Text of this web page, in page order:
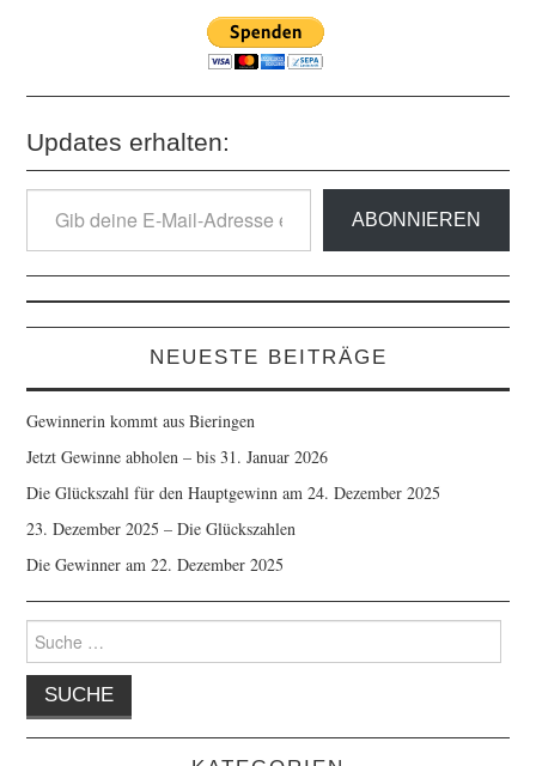
Updates erhalten:
deine
E-
Mail-
ABONNIEREN
NEUESTE BEITRÄGE
Gewinnerin kommt aus Bieringen
Jetzt Gewinne abholen – bis 31. Januar 2026
Die Glückszahl für den Hauptgewinn am 24. Dezember 2025
23. Dezember 2025 – Die Glückszahlen
Die Gewinner am 22. Dezember 2025
nach: